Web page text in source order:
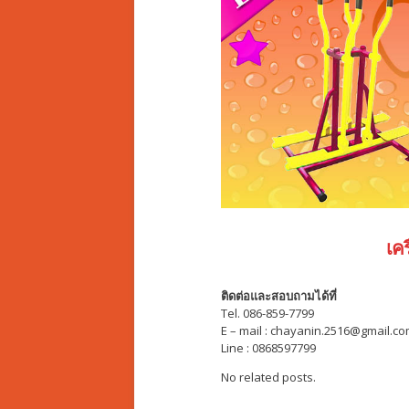
เ
ติดต่อและสอบถามได้ที่
Tel. 086-859-7799
E – mail :
Line : 0868597799
No related posts.